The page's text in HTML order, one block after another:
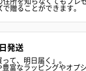
で贈ることができます。
発送
って、明日届く」。
豊富なラッピングやオプ